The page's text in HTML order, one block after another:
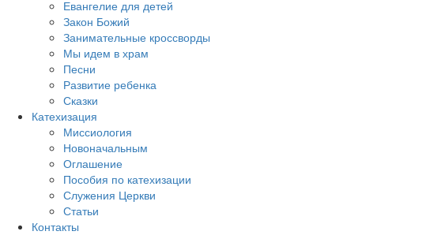
Евангелие для детей
Закон Божий
Занимательные кроссворды
Мы идем в храм
Песни
Развитие ребенка
Сказки
Катехизация
Миссиология
Новоначальным
Оглашение
Пособия по катехизации
Служения Церкви
Статьи
Контакты